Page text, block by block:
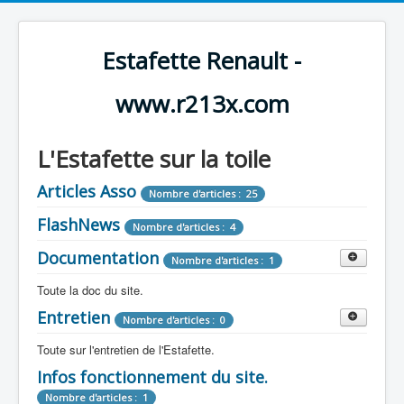
Estafette Renault -
www.r213x.com
L'Estafette sur la toile
Articles Asso Nombre d'articles : 25
FlashNews Nombre d'articles : 4
Documentation Nombre d'articles : 1
Toute la doc du site.
Revue de Presse Nombre d'articles : 9
Tous les articles que l'on a vu sur l'estafette !
Camping Car Nombre d'articles : 3
Entretien Nombre d'articles : 0
Toute sur l'entretien de l'Estafette.
Mécanique Nombre d'articles : 0
Infos fonctionnement du site.
Nombre d'articles : 1